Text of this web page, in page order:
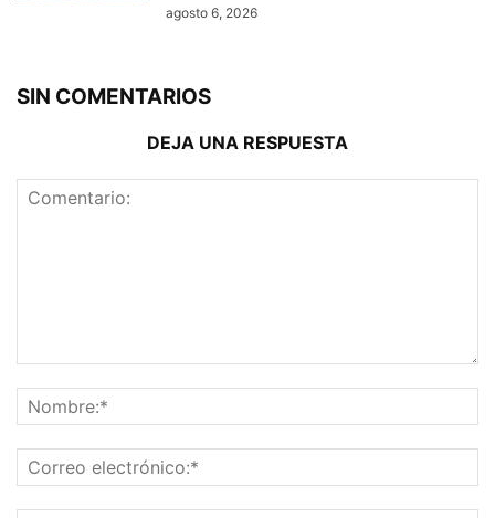
agosto 6, 2026
SIN COMENTARIOS
DEJA UNA RESPUESTA